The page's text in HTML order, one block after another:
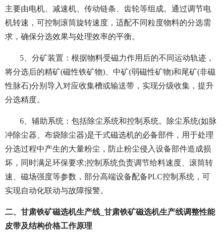
主要由电机、减速机、传动链条、齿轮等组成。通过调节电
机转速，可控制滚筒旋转速度，适配不同粒度物料的分选需
求，确保分选效果与处理效率的平衡。
5、分矿装置：根据物料受磁力作用后的不同运动轨迹，
将分选后的精矿(磁性铁矿物)、中矿(弱磁性矿物)和尾矿(非磁
性脉石)分别导入对应收集槽或输送带，实现分级收集，提升
分选精度。
6、辅助系统：包括除尘系统和控制系统。除尘系统(如脉
冲除尘器、布袋除尘器)是干式磁选机的必备部件，用于处理
分选过程中产生的大量粉尘，防止粉尘侵入设备部件造成损
坏，同时满足环保要求;控制系统负责调节给料速度、滚筒转
速、磁场强度等参数，部分高端设备配备PLC控制系统，可
实现自动化联动与故障报警。
二、甘肃铁矿磁选机生产线_甘肃铁矿磁选机生产线调整性能
皮带及结构价格工作原理